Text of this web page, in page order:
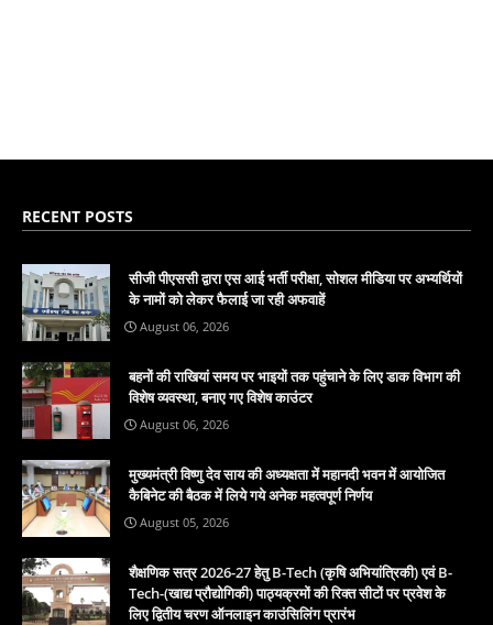
RECENT POSTS
सीजी पीएससी द्वारा एस आई भर्ती परीक्षा, सोशल मीडिया पर अभ्यर्थियों
के नामों को लेकर फैलाई जा रही अफवाहें
August 06, 2026
बहनों की राखियां समय पर भाइयों तक पहुंचाने के लिए डाक विभाग की
विशेष व्यवस्था, बनाए गए विशेष काउंटर
August 06, 2026
मुख्यमंत्री विष्णु देव साय की अध्यक्षता में महानदी भवन में आयोजित
कैबिनेट की बैठक में लिये गये अनेक महत्वपूर्ण निर्णय
August 05, 2026
शैक्षणिक सत्र 2026-27 हेतु B-Tech (कृषि अभियांत्रिकी) एवं B-
Tech-(खाद्य प्रौद्योगिकी) पाठ्यक्रमों की रिक्त सीटों पर प्रवेश के
लिए द्वितीय चरण ऑनलाइन काउंसिलिंग प्रारंभ